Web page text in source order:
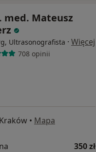
med. Mateusz
Ultrasonografista · Więcej
708 opinii
• Mapa
350 zł